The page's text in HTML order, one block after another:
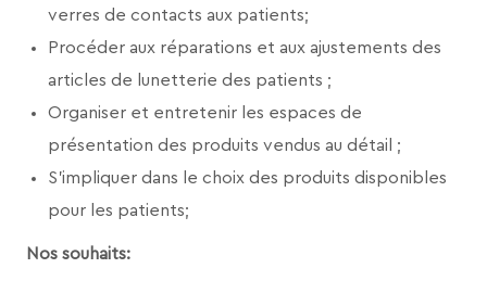
verres de contacts aux patients;
Procéder aux réparations et aux ajustements des
articles de lunetterie des patients ;
Organiser et entretenir les espaces de
présentation des produits vendus au détail ;
S’impliquer dans le choix des produits disponibles
pour les patients;
Nos souhaits: